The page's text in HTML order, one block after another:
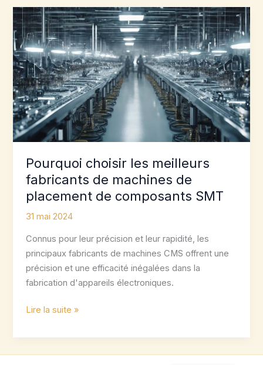
des
composants
SMT
pour
les
petits
circuits
Pourquoi choisir les meilleurs
fabricants de machines de
placement de composants SMT
31 mai 2024
Connus pour leur précision et leur rapidité, les
principaux fabricants de machines CMS offrent une
précision et une efficacité inégalées dans la
fabrication d'appareils électroniques.
Pourquoi
les
meilleurs
Lire la suite »